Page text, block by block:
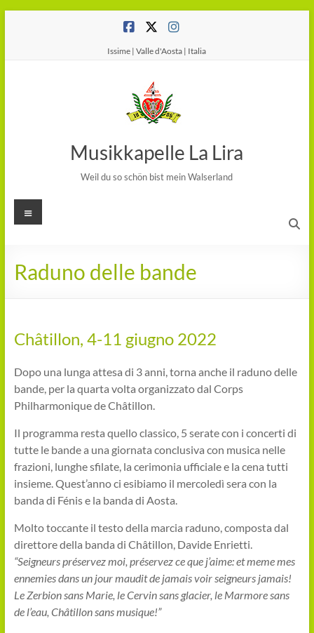
Issime | Valle d'Aosta | Italia
Musikkapelle La Lira
Weil du so schön bist mein Walserland
Menu
Raduno delle bande
Châtillon, 4-11 giugno 2022
Dopo una lunga attesa di 3 anni, torna anche il raduno delle
bande, per la quarta volta organizzato dal Corps
Philharmonique de Châtillon.
Il programma resta quello classico, 5 serate con i concerti di
tutte le bande a una giornata conclusiva con musica nelle
frazioni, lunghe sfilate, la cerimonia ufficiale e la cena tutti
insieme. Quest’anno ci esibiamo il mercoledì sera con la
banda di Fénis e la banda di Aosta.
Molto toccante il testo della marcia raduno, composta dal
direttore della banda di Châtillon, Davide Enrietti.
“Seigneurs préservez moi, préservez ce que j’aime: et meme mes
ennemies dans un jour maudit de jamais voir seigneurs jamais!
Le Zerbion sans Marie, le Cervin sans glacier, le Marmore sans
de l’eau, Châtillon sans musique!”